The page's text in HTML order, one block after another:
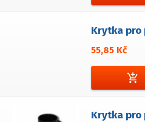
55,85 Kč
add_shopping_cart